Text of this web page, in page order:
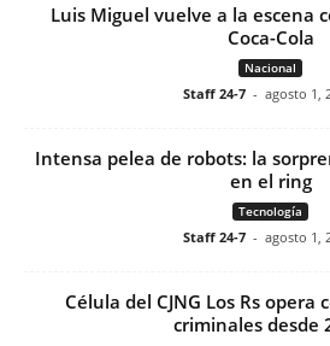
Luis Miguel vuelve a la escena
Coca-Cola
Nacional
Staff 24-7 - agosto 1,
Intensa pelea de robots: la
en el ring
Tecnología
Staff 24-7 - agosto 1,
Célula del CJNG Los Rs
criminales desde